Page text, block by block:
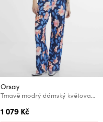
Orsay
Tmavě modrý dámský květovaný overal ORSAY
1 079 Kč